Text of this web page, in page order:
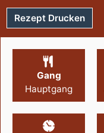
Rezept Drucken
Gang
Hauptgang